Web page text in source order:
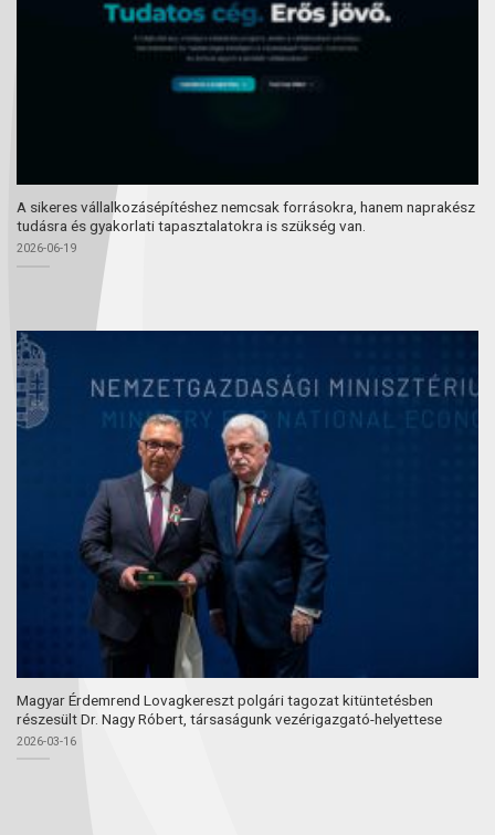
A sikeres vállalkozásépítéshez nemcsak forrásokra, hanem naprakész
tudásra és gyakorlati tapasztalatokra is szükség van.
2026-06-19
Magyar Érdemrend Lovagkereszt polgári tagozat kitüntetésben
részesült Dr. Nagy Róbert, társaságunk vezérigazgató-helyettese
2026-03-16